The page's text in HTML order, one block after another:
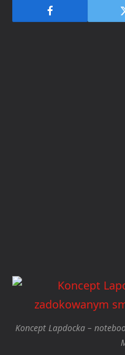
Koncept Lapdocka –